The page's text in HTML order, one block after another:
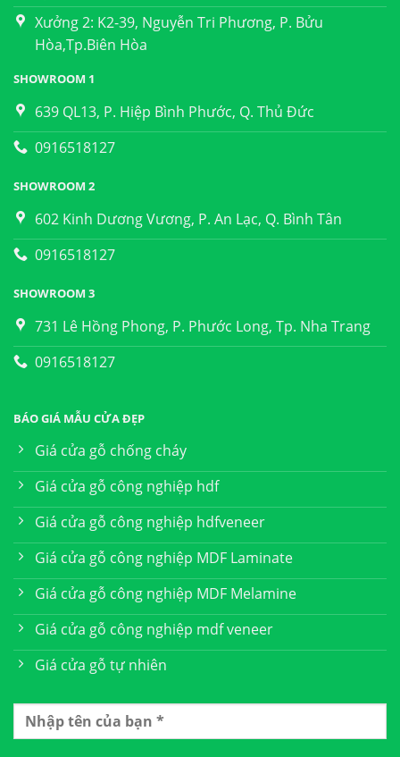
Xưởng 2: K2-39, Nguyễn Tri Phương, P. Bửu
Hòa,Tp.Biên Hòa
SHOWROOM 1
639 QL13, P. Hiệp Bình Phước, Q. Thủ Đức
0916518127
SHOWROOM 2
602 Kinh Dương Vương, P. An Lạc, Q. Bình Tân
0916518127
SHOWROOM 3
731 Lê Hồng Phong, P. Phước Long, Tp. Nha Trang
0916518127
BÁO GIÁ MẪU CỬA ĐẸP
Giá cửa gỗ chống cháy
Giá cửa gỗ công nghiệp hdf
Giá cửa gỗ công nghiệp hdfveneer
Giá cửa gỗ công nghiệp MDF Laminate
Giá cửa gỗ công nghiệp MDF Melamine
Giá cửa gỗ công nghiệp mdf veneer
Giá cửa gỗ tự nhiên